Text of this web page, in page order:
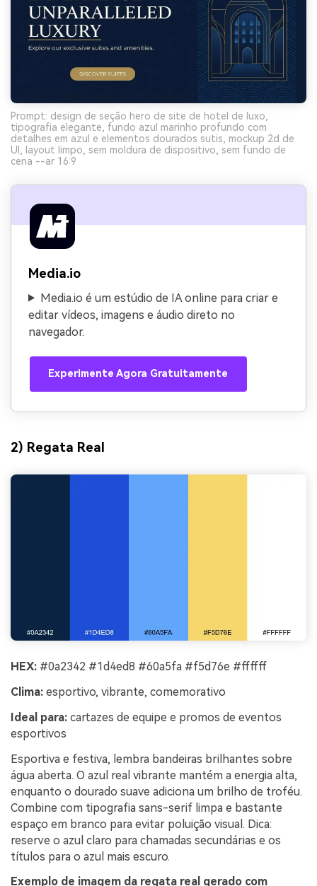
Prompt: design de seção hero de site de hotel de luxo,
tipografia elegante, fundo azul marinho profundo com
detalhes em azul e elementos dourados sutis, mockup 2d de
UI, layout limpo, sem moldura de dispositivo, sem fundo de
cena --ar 16:9
Media.io
Media.io é um estúdio de IA online para criar e
editar vídeos, imagens e áudio direto no
navegador.
Experimente Agora Gratuitamente
2) Regata Real
HEX: #0a2342 #1d4ed8 #60a5fa #f5d76e #ffffff
Clima: esportivo, vibrante, comemorativo
Ideal para: cartazes de equipe e promos de eventos
esportivos
Esportiva e festiva, lembra bandeiras brilhantes sobre
água aberta. O azul real vibrante mantém a energia alta,
enquanto o dourado suave adiciona um brilho de troféu.
Combine com tipografia sans-serif limpa e bastante
espaço em branco para evitar poluição visual. Dica:
reserve o azul claro para chamadas secundárias e os
títulos para o azul mais escuro.
Exemplo de imagem da regata real gerado com